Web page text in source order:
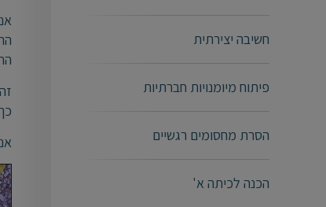
חשיבה יצירתית
פיתוח מיומנויות חברתיות
הסרת מחסומים רגשיים
הכנה לכיתה א'